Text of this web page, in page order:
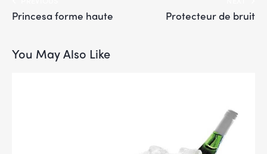
Princesa forme haute Protecteur de bruit
You May Also Like